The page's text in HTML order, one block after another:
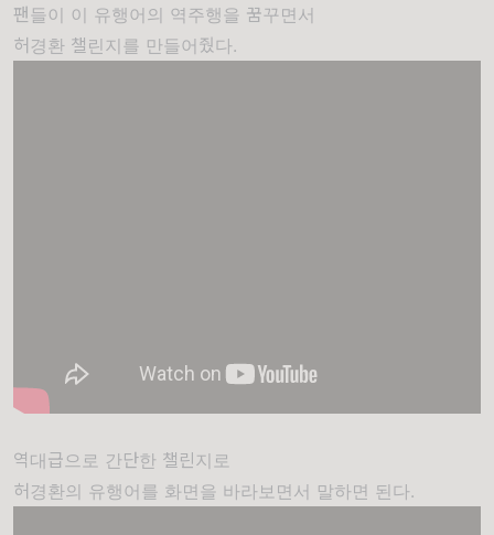
팬들이 이 유행어의 역주행을 꿈꾸면서
허경환 챌린지를 만들어줬다.
역대급으로 간단한 챌린지로
허경환의 유행어를 화면을 바라보면서 말하면 된다.